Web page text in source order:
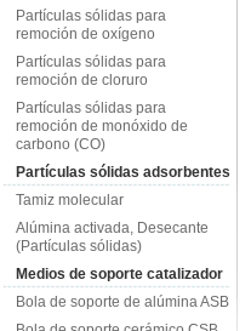
Partículas sólidas para
remoción de oxígeno
Partículas sólidas para
remoción de cloruro
Partículas sólidas para
remoción de monóxido de
carbono (CO)
Partículas sólidas adsorbentes
Tamiz molecular
Alúmina activada, Desecante
(Partículas sólidas)
Medios de soporte catalizador
Bola de soporte de alúmina ASB